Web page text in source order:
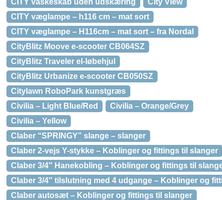
CITY vaskeskab uden udskæring
City View
CITY væglampe – h116 cm – mat sort
CITY væglampe – H116cm – mat sort – fra Nordal
CityBlitz Moove e-scooter CB064SZ
CityBlitz Traveler el-løbehjul
CityBlitz Urbanize e-scooter CB050SZ
Citylawn RoboPark kunstgræs
Civilia – Light Blue/Red
Civilia – Orange/Grey
Civilia – Yellow
Claber “SPRINGY” slange – slanger
Claber 2-vejs Y-stykke – Koblinger og fittings til slanger
Claber 3/4″ Hanekobling – Koblinger og fittings til
Claber 3/4″ tilslutning med 4 udgange – Koblinger og
Claber autosæt – Koblinger og fittings til slanger